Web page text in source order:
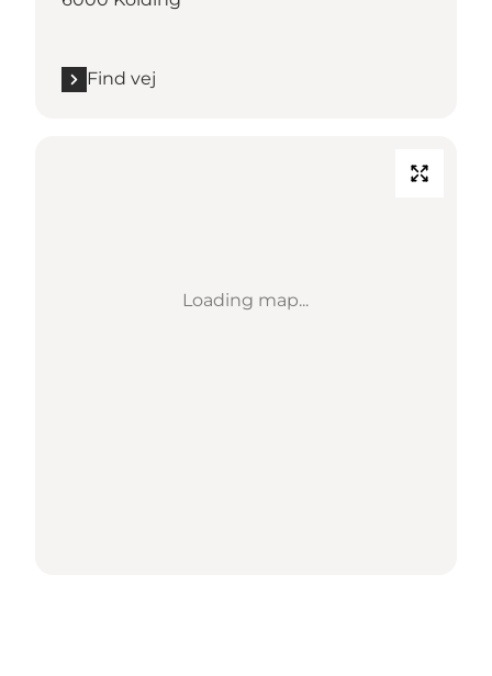
Find vej
Loading map...